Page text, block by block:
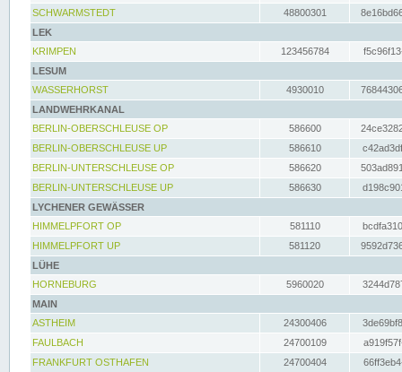
SCHWARMSTEDT
48800301
LEK
KRIMPEN
123456784
LESUM
WASSERHORST
4930010
LANDWEHRKANAL
BERLIN-OBERSCHLEUSE OP
586600
BERLIN-OBERSCHLEUSE UP
586610
BERLIN-UNTERSCHLEUSE OP
586620
BERLIN-UNTERSCHLEUSE UP
586630
LYCHENER GEWÄSSER
HIMMELPFORT OP
581110
HIMMELPFORT UP
581120
LÜHE
HORNEBURG
5960020
MAIN
ASTHEIM
24300406
FAULBACH
24700109
FRANKFURT OSTHAFEN
24700404